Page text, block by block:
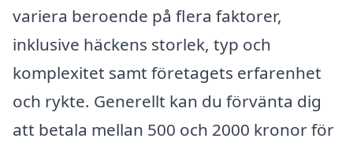
variera beroende på flera faktorer,
inklusive häckens storlek, typ och
komplexitet samt företagets erfarenhet
och rykte. Generellt kan du förvänta dig
att betala mellan 500 och 2000 kronor för